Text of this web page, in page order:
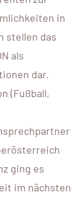
in
stellen das
als
dar.
(Fußball,
ging es
im nächsten